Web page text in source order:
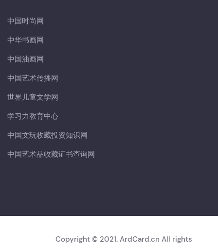
中国时尚网
中华书画网
中国油画网
中国艺术传播网
世界儿童文学网
学习力教育中心
中国文玩收藏投资知识网
中国艺术品收藏证书查询网
Copyright © 2021. ArdCard.cn All rights